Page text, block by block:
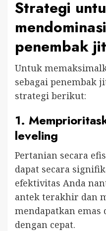
Strategi
penembak
Untuk
sebagai penembak
strategi berikut:
1.
leveling
Pertanian secara
dapat secara
efektivitas Anda
antek terakhir dan
mendapatkan emas
dengan cepat.